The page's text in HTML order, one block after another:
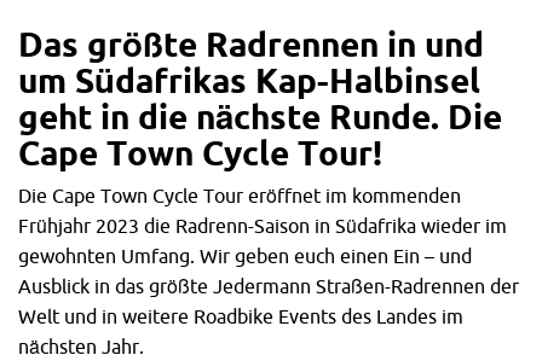
Das größte Radrennen in und
um Südafrikas Kap-Halbinsel
geht in die nächste Runde. Die
Cape Town Cycle Tour!
Die Cape Town Cycle Tour eröffnet im kommenden
Frühjahr 2023 die Radrenn-Saison in Südafrika wieder im
gewohnten Umfang. Wir geben euch einen Ein – und
Ausblick in das größte Jedermann Straßen-Radrennen der
Welt und in weitere Roadbike Events des Landes im
nächsten Jahr.